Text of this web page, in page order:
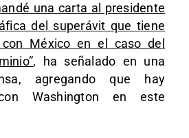
una carta al presidente
del superávit que tiene
México en el caso del
, ha señalado en una
agregando que hay
con Washington en este